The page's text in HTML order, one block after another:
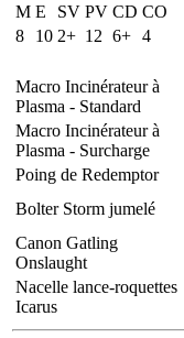
M E SV PV CD CO
8
10 2+ 12 6+ 4
Macro Incinérateur à
Plasma - Standard
Macro Incinérateur à
Plasma - Surcharge
Poing de Redemptor
Bolter Storm jumelé
Canon Gatling
Onslaught
Nacelle lance-roquettes
Icarus